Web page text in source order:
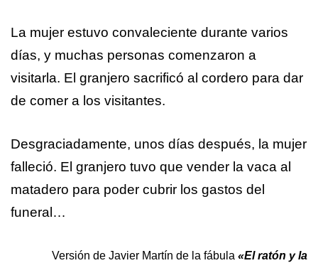
La mujer estuvo convaleciente durante varios
días, y muchas personas comenzaron a
visitarla. El granjero sacrificó al cordero para dar
de comer a los visitantes.
Desgraciadamente, unos días después, la mujer
falleció. El granjero tuvo que vender la vaca al
matadero para poder cubrir los gastos del
funeral…
Versión de Javier Martín de la fábula «El ratón y la